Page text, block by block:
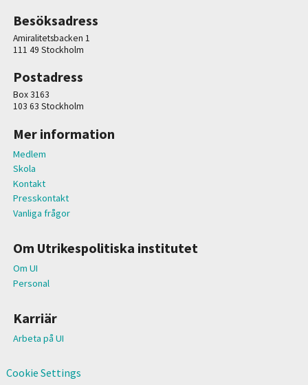
Besöksadress
Amiralitetsbacken 1
111 49 Stockholm
Postadress
Box 3163
103 63 Stockholm
Mer information
Medlem
Skola
Kontakt
Presskontakt
Vanliga frågor
Om Utrikespolitiska institutet
Om UI
Personal
Karriär
Arbeta på UI
Cookie Settings